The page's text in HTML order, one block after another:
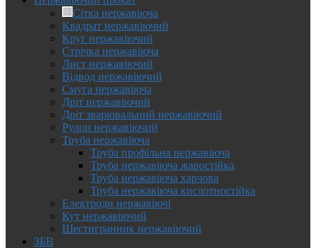
Сітка нержавіюча
Квадрат нержавіючий
Круг нержавіючий
Стрічка нержавіюча
Лист нержавіючий
Відвод нержавіючий
Смуга нержавіюча
Дріт нержавіючий
Дріт зварювальний нержавіючий
Рулон нержавіючий
Труба нержавіюча
Труба профільна нержавіюча
Труба нержавіюча жаростійка
Труба нержавіюча харчова
Труба нержавіюча кислотностійка
Електроди нержавіючі
Кут нержавіючий
Шестигранник нержавіючий
ЗБВ